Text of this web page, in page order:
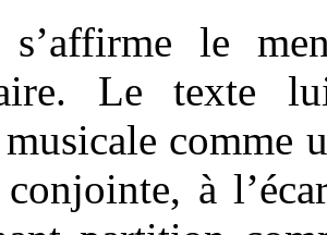
le
Le texte
comme
à